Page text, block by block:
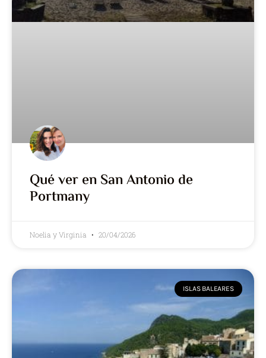
Qué ver en San Antonio de
Portmany
Noelia y Virginia 20/04/2026
ISLAS BALEARES